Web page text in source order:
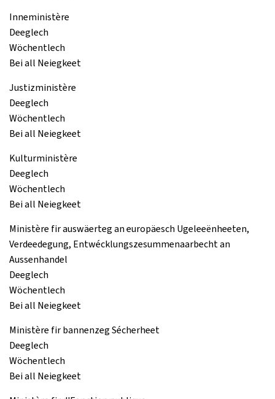
Inneministère
Deeglech
Wöchentlech
Bei all Neiegkeet
Justizministère
Deeglech
Wöchentlech
Bei all Neiegkeet
Kulturministère
Deeglech
Wöchentlech
Bei all Neiegkeet
Ministère fir auswäerteg an europäesch Ugeleeënheeten,
Verdeedegung, Entwécklungszesummenaarbecht an
Aussenhandel
Deeglech
Wöchentlech
Bei all Neiegkeet
Ministère fir bannenzeg Sécherheet
Deeglech
Wöchentlech
Bei all Neiegkeet